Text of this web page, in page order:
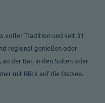
voller Tradition und seit 31
regional genießen oder
der Bar, in den Suiten oder
mit Blick auf die Ostsee.